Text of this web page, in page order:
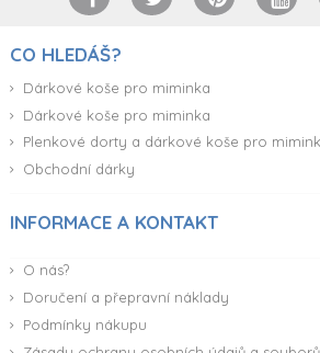
CO HLEDÁŠ?
Dárkové koše pro miminka
Dárkové koše pro miminka
Plenkové dorty a dárkové koše pro
Obchodní dárky
INFORMACE A KONTAKT
O nás?
Doručení a přepravní náklady
Podmínky nákupu